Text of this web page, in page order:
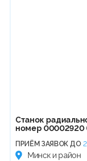
Станок
номер
ПРИЁМ ЗАЯВОК ДО
Минск и район